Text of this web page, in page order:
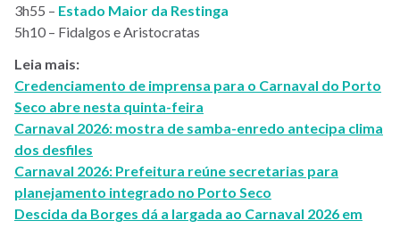
3h55 – Estado Maior da Restinga
5h10 – Fidalgos e Aristocratas
Leia mais:
Credenciamento de imprensa para o Carnaval do Porto
Seco abre nesta quinta-feira
Carnaval 2026: mostra de samba-enredo antecipa clima
dos desfiles
Carnaval 2026: Prefeitura reúne secretarias para
planejamento integrado no Porto Seco
Descida da Borges dá a largada ao Carnaval 2026 em